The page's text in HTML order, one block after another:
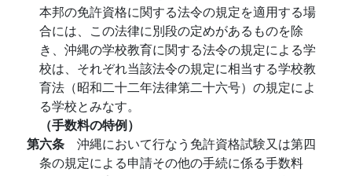
本邦の免許資格に関する法令の規定を適用する場
合には、この法律に別段の定めがあるものを除
き、沖縄の学校教育に関する法令の規定による学
校は、それぞれ当該法令の規定に相当する学校教
育法（昭和二十二年法律第二十六号）の規定によ
る学校とみなす。
（手数料の特例）
第六条 沖縄において行なう免許資格試験又は第四
条の規定による申請その他の手続に係る手数料